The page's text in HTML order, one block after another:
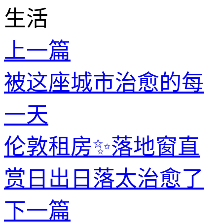
生活
上一篇
被这座城市治愈的每
一天
伦敦租房✨落地窗直
赏日出日落太治愈了
下一篇